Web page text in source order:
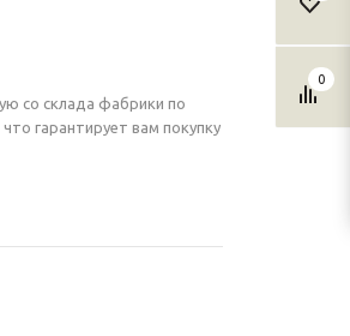
0
со склада фабрики по
гарантирует вам покупку